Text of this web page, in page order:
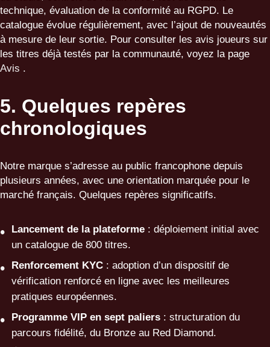
technique, évaluation de la conformité au RGPD. Le
catalogue évolue régulièrement, avec l’ajout de nouveautés
à mesure de leur sortie. Pour consulter les avis joueurs sur
les titres déjà testés par la communauté, voyez la page
Avis .
5. Quelques repères
chronologiques
Notre marque s’adresse au public francophone depuis
plusieurs années, avec une orientation marquée pour le
marché français. Quelques repères significatifs.
Lancement de la plateforme : déploiement initial avec
un catalogue de 800 titres.
Renforcement KYC : adoption d’un dispositif de
vérification renforcé en ligne avec les meilleures
pratiques européennes.
Programme VIP en sept paliers : structuration du
parcours fidélité, du Bronze au Red Diamond.